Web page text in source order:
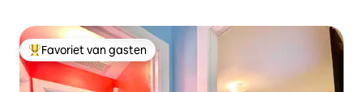
Topfavoriet van gasten
Favoriet van gasten